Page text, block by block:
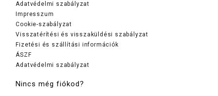
Adatvédelmi szabályzat
Impresszum
Cookie-szabályzat
Visszatérítési és visszaküldési szabályzat
Fizetési és szállítási információk
ÁSZF
Adatvédelmi szabályzat
Nincs még fiókod?